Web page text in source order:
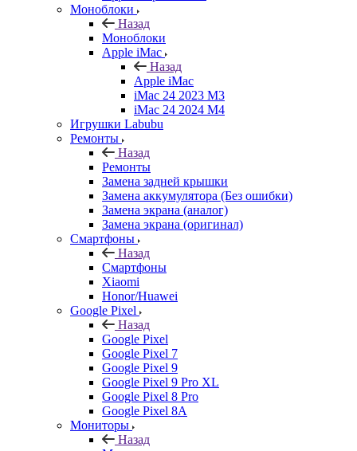
Моноблоки
Назад
Моноблоки
Apple iMac
Назад
Apple iMac
iMac 24 2023 M3
iMac 24 2024 M4
Игрушки Labubu
Ремонты
Назад
Ремонты
Замена задней крышки
Замена аккумулятора (Без ошибки)
Замена экрана (аналог)
Замена экрана (оригинал)
Смартфоны
Назад
Смартфоны
Xiaomi
Honor/Huawei
Google Pixel
Назад
Google Pixel
Google Pixel 7
Google Pixel 9
Google Pixel 9 Pro XL
Google Pixel 8 Pro
Google Pixel 8A
Мониторы
Назад